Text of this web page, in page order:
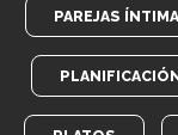
PAREJAS